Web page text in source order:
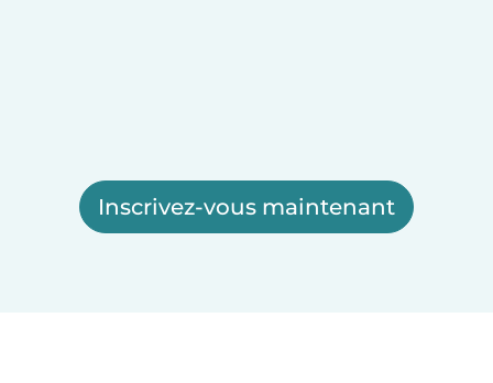
Inscrivez-vous maintenant